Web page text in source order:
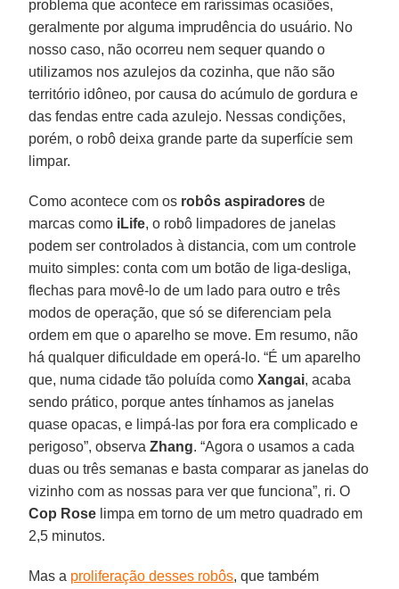
problema que acontece em raríssimas ocasiões,
geralmente por alguma imprudência do usuário. No
nosso caso, não ocorreu nem sequer quando o
utilizamos nos azulejos da cozinha, que não são
território idôneo, por causa do acúmulo de gordura e
das fendas entre cada azulejo. Nessas condições,
porém, o robô deixa grande parte da superfície sem
limpar.
Como acontece com os robôs aspiradores de
marcas como iLife, o robô limpadores de janelas
podem ser controlados à distancia, com um controle
muito simples: conta com um botão de liga-desliga,
flechas para movê-lo de um lado para outro e três
modos de operação, que só se diferenciam pela
ordem em que o aparelho se move. Em resumo, não
há qualquer dificuldade em operá-lo. “É um aparelho
que, numa cidade tão poluída comoXangai, acaba
sendo prático, porque antes tínhamos as janelas
quase opacas, e limpá-las por fora era complicado e
perigoso”, observa Zhang. “Agora o usamos a cada
duas ou três semanas e basta comparar as janelas do
vizinho com as nossas para ver que funciona”, ri. O
Cop Rose limpa em torno de um metro quadrado em
2,5 minutos.
Mas a proliferação desses robôs, que também